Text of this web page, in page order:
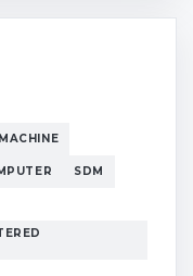
MACHINE
SDM